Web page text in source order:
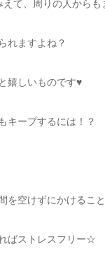
て、周りの人からも
れますよね？
嬉しいものです♥
キープするには！？
を空けずにかけること
ばストレスフリー☆